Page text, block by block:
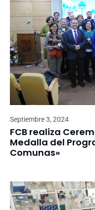
Septiembre 3, 2024
FCB realiza
Medalla del
Comunas»